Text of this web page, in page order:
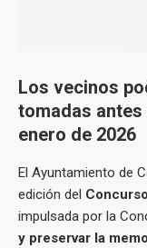
Los vecinos
tomadas antes
enero de 2026
El Ayuntamiento de
edición del
impulsada por la
y preservar la